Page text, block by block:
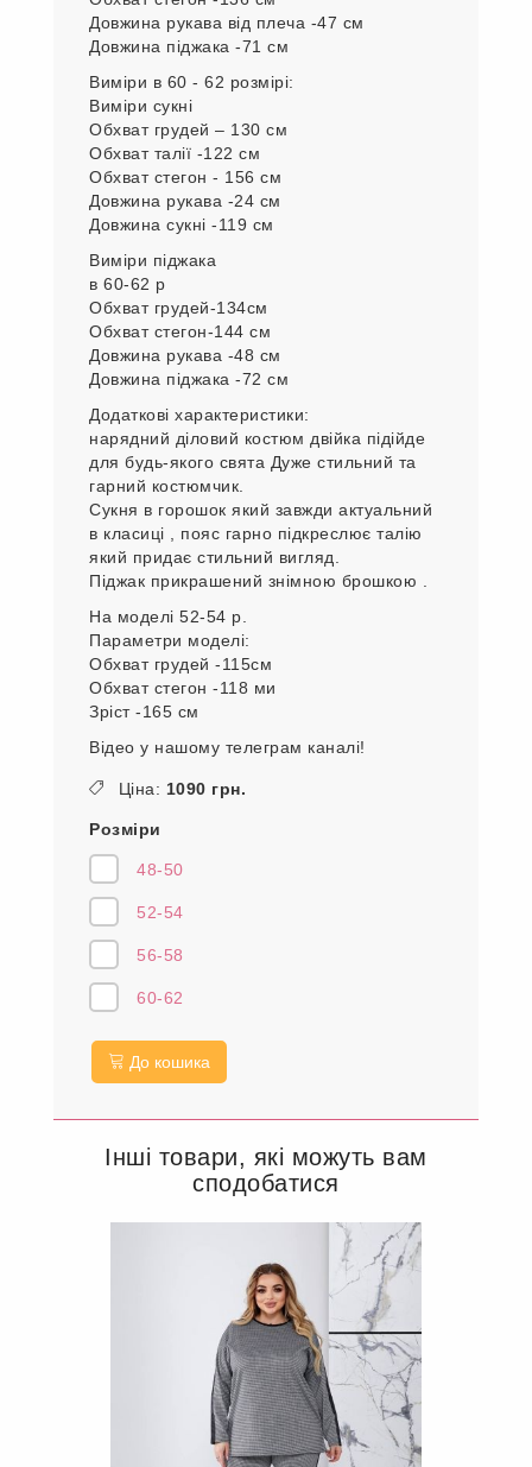
Довжина рукава від плеча -47 см
Довжина піджака -71 см
Виміри в 60 - 62 розмірі:
Виміри сукні
Обхват грудей – 130 см
Обхват талії -122 см
Обхват стегон - 156 см
Довжина рукава -24 см
Довжина сукні -119 см
Виміри піджака
в 60-62 р
Обхват грудей-134см
Обхват стегон-144 см
Довжина рукава -48 см
Довжина піджака -72 см
Додаткові характеристики:
нарядний діловий костюм двійка підійде
для будь-якого свята Дуже стильний та
гарний костюмчик.
Сукня в горошок який завжди актуальний
в класиці , пояс гарно підкреслює талію
який придає стильний вигляд.
Піджак прикрашений знімною брошкою .
На моделі 52-54 р.
Параметри моделі:
Обхват грудей -115см
Обхват стегон -118 ми
Зріст -165 см
Відео у нашому телеграм каналі!
Ціна: 1090 грн.
Розміри
48-50
52-54
56-58
60-62
До кошика
Інші товари, які можуть вам
сподобатися